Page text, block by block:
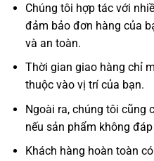
Chúng tôi hợp tác với
đảm bảo đơn hàng của
và an toàn.
Thời gian giao hàng chỉ
thuộc vào vị trí của bạn.
Ngoài ra, chúng tôi cũng
nếu sản phẩm không
Khách hàng hoàn toàn